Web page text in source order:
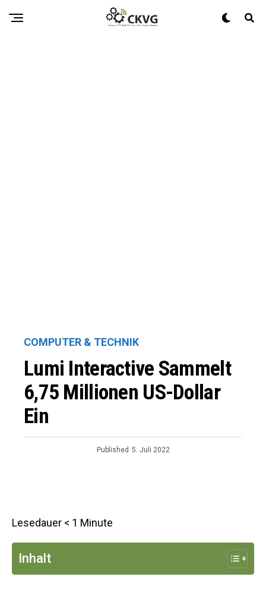
COMPUTER & TECHNIK
Lumi Interactive Sammelt
6,75 Millionen US-Dollar
Ein
Published 5. Juli 2022
Lesedauer < 1 Minute
Inhalt